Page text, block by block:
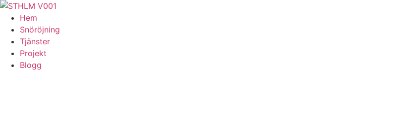
Skip
content
Hem
Snöröjning
Tjänster
Projekt
Blogg